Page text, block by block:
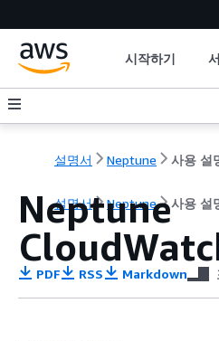
시작하기
설명서 Neptune 사용 설
설명서 Neptune 사용 설
Neptune
PDF RSS Markdown